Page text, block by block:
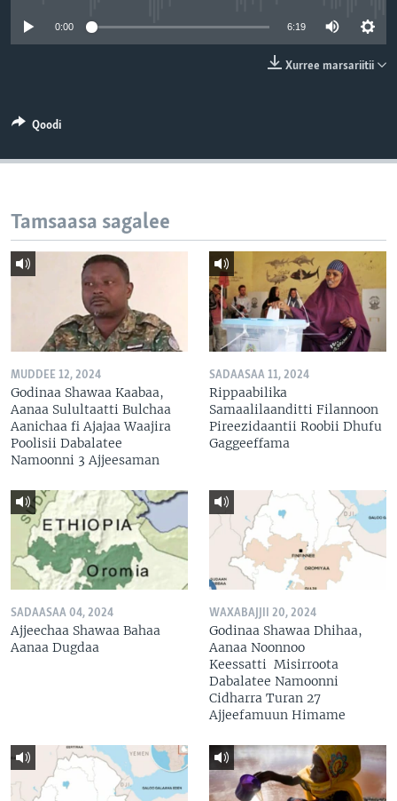
0:00 6:19
Xurree marsariitii
Qoodi
Tamsaasa sagalee
MUDDEE 12, 2024
Godinaa Shawaa Kaabaa,
Aanaa Sulultaatti Bulchaa
Aanichaa fi Ajajaa Waajira
Poolisii Dabalatee
Namoonni 3 Ajjeesaman
SADAASAA 11, 2024
Rippaabilika
Samaalilaanditti Filannoon
Pireezidaantii Roobii Dhufu
Gaggeeffama
SADAASAA 04, 2024
Ajjeechaa Shawaa Bahaa
Aanaa Dugdaa
WAXABAJJII 20, 2024
Godinaa Shawaa Dhihaa,
Aanaa Noonnoo
Keessatti Misirroota
Dabalatee Namoonni
Cidharra Turan 27
Ajjeefamuun Himame